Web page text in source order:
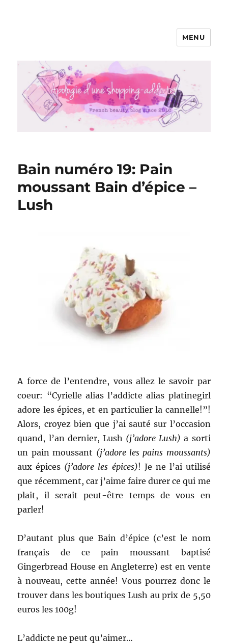
Apologie d'une Shopping-addicte
MENU
Bain numéro 19: Pain
moussant Bain d’épice –
Lush
A force de l’entendre, vous allez le savoir par
coeur: “Cyrielle alias l’addicte alias platinegirl
adore les épices, et en particulier la cannelle!”!
Alors, croyez bien que j’ai sauté sur l’occasion
quand, l’an dernier, Lush (j’adore Lush) a sorti
un pain moussant (j’adore les pains moussants)
auxépices (j’adore les épices)! Je ne l’ai utilisé
que récemment, car j’aime faire durer ce qui me
plait, il serait peut-être temps de vous en
parler!
D’autant plus que Bain d’épice (c’est le nom
français de ce pain moussant baptisé
Gingerbread House en Angleterre) est en vente
à nouveau, cette année! Vous pourrez donc le
trouver dans les boutiques Lush au prix de 5,50
euros les 100g!
L’addicte ne peut qu’aimer…